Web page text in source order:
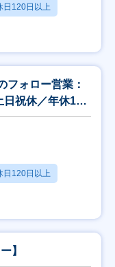
日120日以上
ォロー営業：
祝休／年休120
日120日以上
】